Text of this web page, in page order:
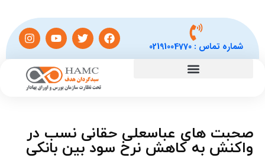
شماره تماس :02191004770
صحبت های عباسعلی حقانی نسب در
واکنش به کاهش نرخ سود بین بانکی